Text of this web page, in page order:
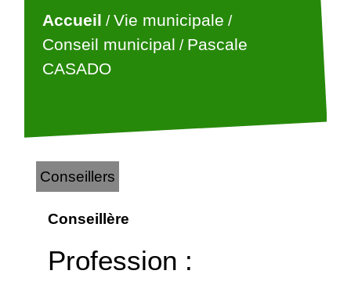
Accueil /Vie municipale /
Conseil municipal / Pascale
CASADO
Conseillers
Conseillère
Profession :